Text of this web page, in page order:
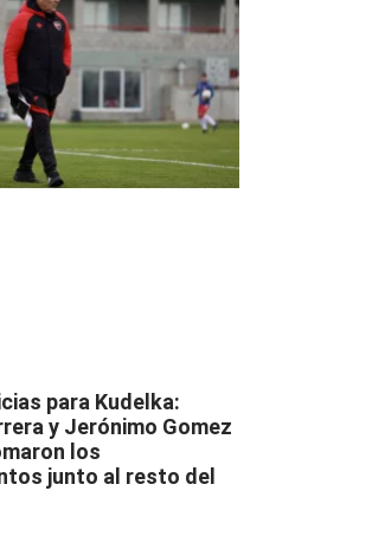
para Kudelka:
y Jerónimo Gomez
los
junto al resto del